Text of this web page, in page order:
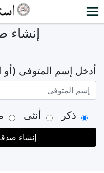
إنشاء
أدخل إسم المتوفى (أو
ذكر أنثى
إنشاء